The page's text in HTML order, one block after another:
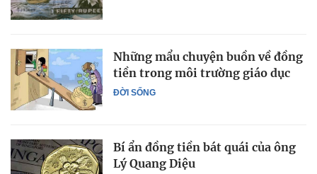
ĐỜI SỐNG
Những mẩu chuyện buồn về đồng
tiền trong môi trường giáo dục
Bí ẩn đồng tiền bát quái của ông
Lý Quang Diệu